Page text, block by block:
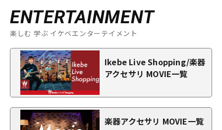
ENTERTAINMENT
楽しむ 学ぶ イケベエンターテイメント
Ikebe Live Shopping/楽器
アクセサリ MOVIE一覧
楽器アクセサリ MOVIE一覧